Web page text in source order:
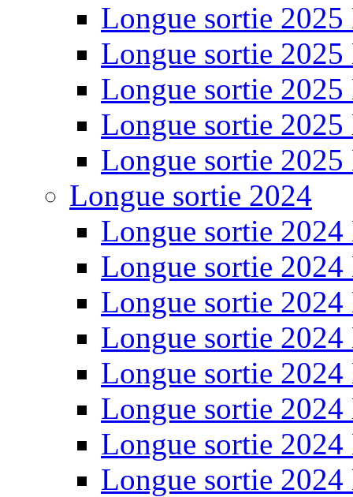
Longue sortie 2025
Longue sortie 2025
Longue sortie 2025
Longue sortie 2025
Longue sortie 2025
Longue sortie 2024
Longue sortie 2024
Longue sortie 2024
Longue sortie 2024
Longue sortie 2024
Longue sortie 2024
Longue sortie 2024
Longue sortie 2024
Longue sortie 2024